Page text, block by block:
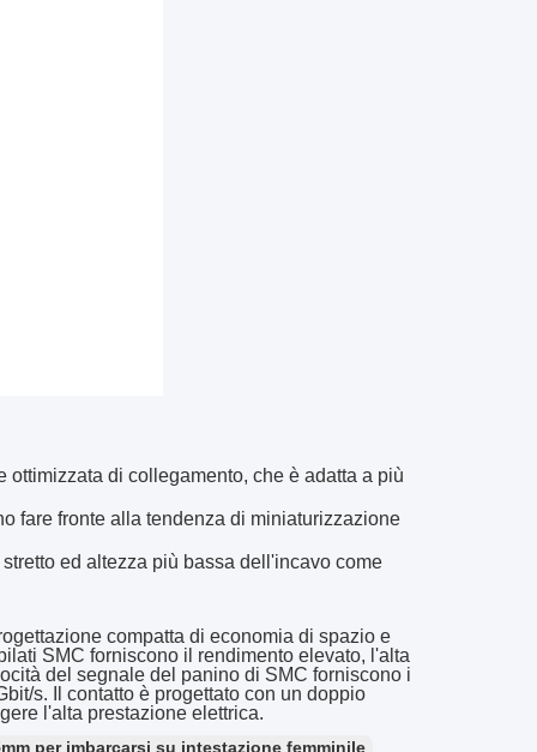
ottimizzata di collegamento, che è adatta a più
fare fronte alla tendenza di miniaturizzazione
ed altezza più bassa dell'incavo come
compatta di economia di spazio e
SMC forniscono il rendimento elevato, l'alta
del segnale del panino di SMC forniscono i
s. Il contatto è progettato con un doppio
l'alta prestazione elettrica.
per imbarcarsi su intestazione femminile